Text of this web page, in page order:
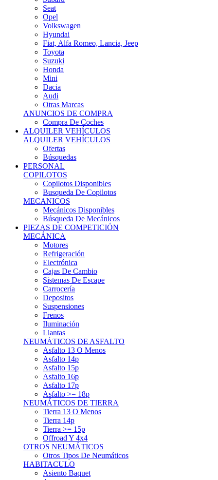
Opel
Volkswagen
Hyundai
Fiat, Alfa Romeo, Lancia, Jeep
Toyota
Suzuki
Honda
Mini
Dacia
Audi
Otras Marcas
ANUNCIOS DE COMPRA
Compra De Coches
ALQUILER VEHÍCULOS
ALQUILER VEHÍCULOS
Ofertas
Búsquedas
PERSONAL
COPILOTOS
Copilotos Disponibles
Busqueda De Copilotos
MECANICOS
Mecánicos Disponibles
Búsqueda De Mecánicos
PIEZAS DE COMPETICIÓN
MECÁNICA
Motores
Refrigeración
Electrónica
Cajas De Cambio
Sistemas De Escape
Carrocería
Depositos
Suspensiones
Frenos
Iluminación
Llantas
NEUMÁTICOS DE ASFALTO
Asfalto 13 O Menos
Asfalto 14p
Asfalto 15p
Asfalto 16p
Asfalto 17p
Asfalto >= 18p
NEUMÁTICOS DE TIERRA
Tierra 13 O Menos
Tierra 14p
Tierra >= 15p
Offroad Y 4x4
OTROS NEUMÁTICOS
Otros Tipos De Neumáticos
HABITACULO
Asiento Baquet
Arneses
Volantes